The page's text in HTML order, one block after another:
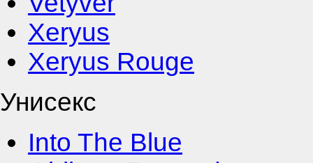
Xeryus
Xeryus Rouge
Унисекс
Into The Blue